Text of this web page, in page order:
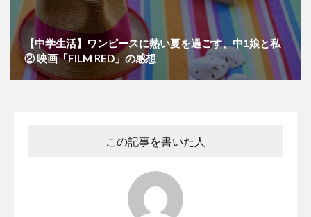
【中学生活】ワンピースに熱い夏を過ごす、中1娘と私
② 映画「FILM RED」の感想
この記事を書いた人